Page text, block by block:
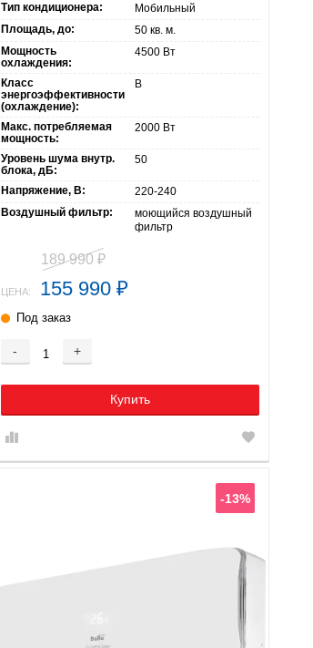
Тип кондиционера:
Мобильный
Площадь, до:
50 кв. м.
Мощность
охлаждения:
4500 Вт
Класс
энергоэффективности
(охлаждение):
В
Макс. потребляемая
мощность:
2000 Вт
Уровень шума внутр.
блока, дБ:
50
Напряжение, В:
220-240
Воздушный фильтр:
моющийся воздушный
фильтр
189 990 ₽
ЦЕНА: 155 990 ₽
Под заказ
- +
Купить
-13%